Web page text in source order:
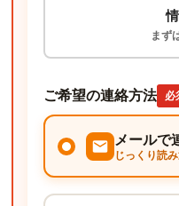
まず
ご希望の連絡方法 必
メールで
じっくり読